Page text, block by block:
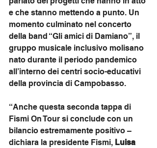
e che stanno mettendo a punto. Un
momento culminato nel concerto
della band “Gli amici di Damiano”, il
gruppo musicale inclusivo molisano
nato durante il periodo pandemico
all’interno dei centri socio-educativi
della provincia di Campobasso.
“Anche questa seconda tappa di
Fismi On Tour si conclude con un
bilancio estremamente positivo –
dichiara la presidente Fismi, Luisa